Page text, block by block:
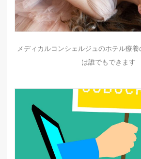
メディカルコンシェルジュのホテル療
は誰でもできます